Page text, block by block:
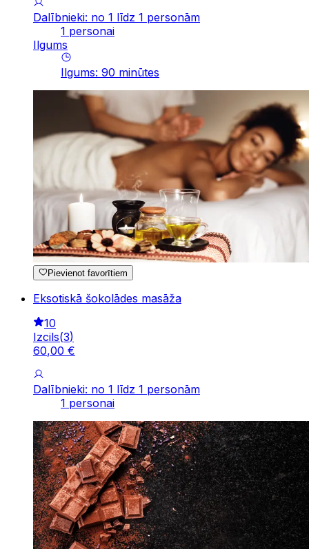
Dalībnieki: no 1 līdz 1 personām
1 personai
Ilgums
Ilgums: 90 minūtes
Pievienot favorītiem
Eksotiskā šokolādes masāža
10
Izcils(3)
60,00 €
Dalībnieki: no 1 līdz 1 personām
1 personai